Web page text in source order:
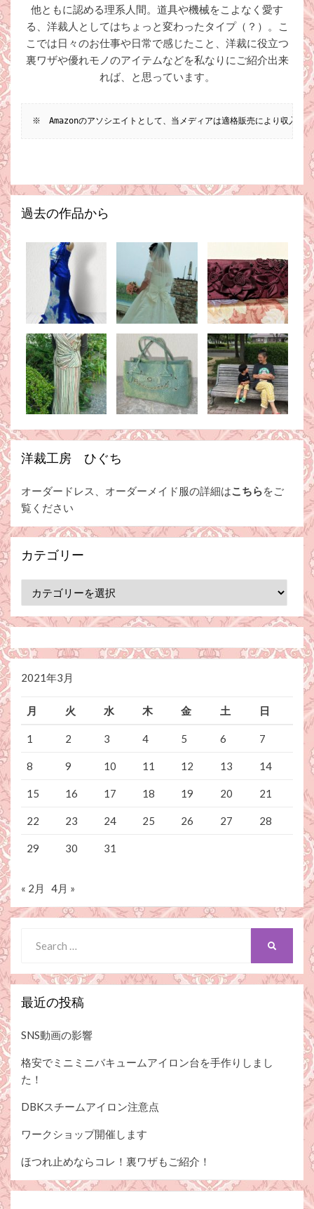
他ともに認める理系人間。道具や機械をこよなく愛す
る、洋裁人としてはちょっと変わったタイプ（？）。こ
こでは日々のお仕事や日常で感じたこと、洋裁に役立つ
裏ワザや優れモノのアイテムなどを私なりにご紹介出来
れば、と思っています。
※　Amazonのアソシエイトとして、当メディアは適格販売により収入を
過去の作品から
洋裁工房 ひぐち
オーダードレス、オーダーメイド服の詳細はこちらをご
覧ください
カテゴリー
テ
ゴ
ー
2021年3月
月 火 水 木 金 土 日
1 2 3 4 5 6 7
8 9 10 11 12 13 14
15 16 17 18 19 20 21
22 23 24 25 26 27 28
29 30 31
« 2月 4月 »
for:
最近の投稿
SNS動画の影響
格安でミニミニバキュームアイロン台を手作りしまし
た！
DBKスチームアイロン注意点
ワークショップ開催します
ほつれ止めならコレ！裏ワザもご紹介！